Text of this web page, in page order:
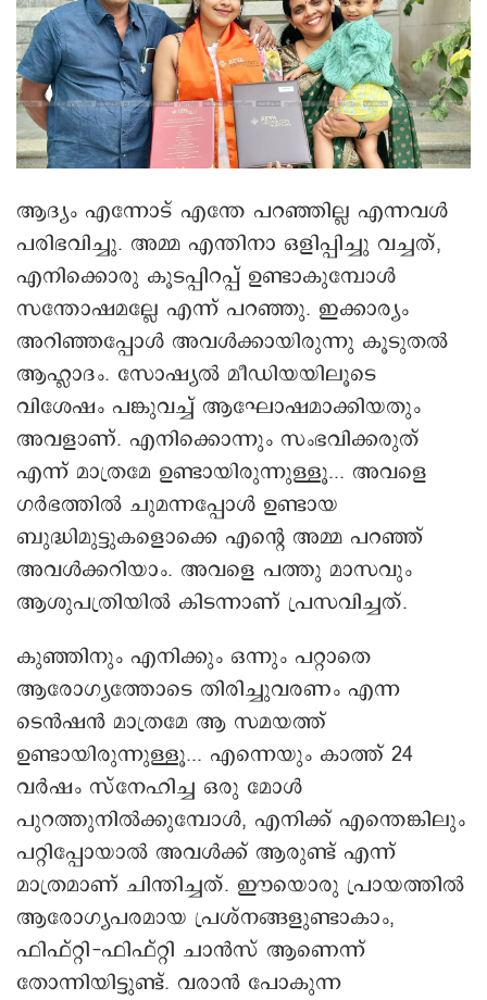
ആദ്യം എന്നോട് എന്തേ പറ‍ഞ്ഞില്ല എന്നവള്‍
പരിഭവിച്ചു. അമ്മ എന്തിനാ ഒളിപ്പിച്ചു വച്ചത്,
എനിക്കൊരു കൂടപ്പിറപ്പ് ഉണ്ടാകുമ്പോള്‍
സന്തോഷമല്ലേ എന്ന് പറഞ്ഞു. ഇക്കാര്യം
അറിഞ്ഞപ്പോള്‍ അവള്‍ക്കായിരുന്നു കൂടുതല്‍
ആഹ്ലാദം. സോഷ്യല്‍ മീഡിയയിലൂടെ
വിശേഷം പങ്കുവച്ച് ആഘോഷമാക്കിയതും
അവളാണ്. എനിക്കൊന്നും സംഭവിക്കരുത്
എന്ന് മാത്രമേ ഉണ്ടായിരുന്നുള്ളൂ... അവളെ
ഗര്‍ഭത്തില്‍ ചുമന്നപ്പോള്‍ ഉണ്ടായ
ബുദ്ധിമുട്ടുകളൊക്കെ എന്റെ അമ്മ പറഞ്ഞ്
അവള്‍ക്കറിയാം. അവളെ പത്തു മാസവും
ആശുപത്രിയില്‍ കിടന്നാണ് പ്രസവിച്ചത്.
കുഞ്ഞിനും എനിക്കും ഒന്നും പറ്റാതെ
ആരോഗ്യത്തോടെ തിരിച്ചുവരണം എന്ന
ടെന്‍ഷന്‍ മാത്രമേ ആ സമയത്ത്
ഉണ്ടായിരുന്നുള്ളൂ... എന്നെയും കാത്ത് 24
വര്‍ഷം സ്നേഹിച്ച ഒരു മോള്‍
പുറത്തുനില്‍ക്കുമ്പോള്‍, എനിക്ക് എന്തെങ്കിലും
പറ്റിപ്പോയാല്‍ അവള്‍ക്ക് ആരുണ്ട് എന്ന്
മാത്രമാണ് ചിന്തിച്ചത്. ഈയൊരു പ്രായത്തില്‍
ആരോഗ്യപരമായ പ്രശ്നങ്ങളുണ്ടാകാം,
ഫിഫ്റ്റി-ഫിഫ്റ്റി ചാന്‍സ് ആണെന്ന്
തോന്നിയിട്ടുണ്ട്. വരാന്‍ പോകുന്ന